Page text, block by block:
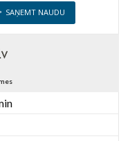
SAŅEMT NAUDU